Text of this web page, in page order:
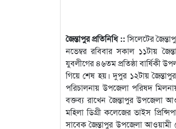
জৈন্তাপুর প্রতিনিধি ::সিলেটের
নভেম্বর রবিবার সকাল ১১টায়
যুবলীগের ৪৬তম প্রতিষ্ঠা বার্ষিকী
গিয়ে শেষ হয়। দুপুর ১২টায়
পরিচালনায় উপজেলা পরিষদ
বক্তব্য রাখেন জৈন্তাপুর উপজেলা
মহিলা ডিগ্রী কলেজের ভাইস
সাবেক জৈন্তাপুর উপজেলা আওয়ামী